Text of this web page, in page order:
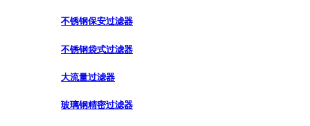
不锈钢保安过滤器
不锈钢袋式过滤器
大流量过滤器
玻璃钢精密过滤器